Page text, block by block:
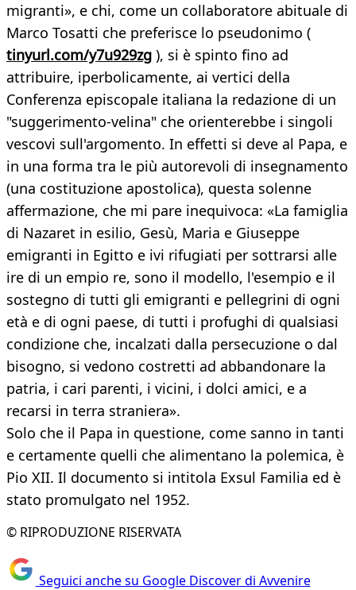
migranti», e chi, come un collaboratore abituale di
Marco Tosatti che preferisce lo pseudonimo (
tinyurl.com/y7u929zg ), si è spinto fino ad
attribuire, iperbolicamente, ai vertici della
Conferenza episcopale italiana la redazione di un
"suggerimento-velina" che orienterebbe i singoli
vescovi sull'argomento. In effetti si deve al Papa, e
in una forma tra le più autorevoli di insegnamento
(una costituzione apostolica), questa solenne
affermazione, che mi pare inequivoca: «La famiglia
di Nazaret in esilio, Gesù, Maria e Giuseppe
emigranti in Egitto e ivi rifugiati per sottrarsi alle
ire di un empio re, sono il modello, l'esempio e il
sostegno di tutti gli emigranti e pellegrini di ogni
età e di ogni paese, di tutti i profughi di qualsiasi
condizione che, incalzati dalla persecuzione o dal
bisogno, si vedono costretti ad abbandonare la
patria, i cari parenti, i vicini, i dolci amici, e a
recarsi in terra straniera».
Solo che il Papa in questione, come sanno in tanti
e certamente quelli che alimentano la polemica, è
Pio XII. Il documento si intitola Exsul Familia ed è
stato promulgato nel 1952.
© RIPRODUZIONE RISERVATA
Seguici anche su Google Discover di Avvenire